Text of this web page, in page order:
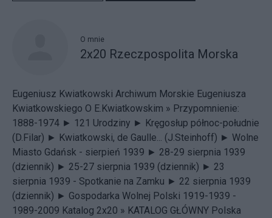
O mnie
2x20 Rzeczpospolita Morska
Eugeniusz Kwiatkowski Archiwum Morskie Eugeniusza
Kwiatkowskiego O E.Kwiatkowskim » Przypomnienie:
1888-1974 ► 121 Urodziny ► Kręgosłup północ-południe
(D.Filar) ► Kwiatkowski, de Gaulle... (J.Steinhoff) ► Wolne
Miasto Gdańsk - sierpień 1939 ► 28-29 sierpnia 1939
(dziennik) ► 25-27 sierpnia 1939 (dziennik) ► 23
sierpnia 1939 - Spotkanie na Zamku ► 22 sierpnia 1939
(dziennik) ► Gospodarka Wolnej Polski 1919-1939 -
1989-2009 Katalog 2x20 » KATALOG GŁÓWNY Polska